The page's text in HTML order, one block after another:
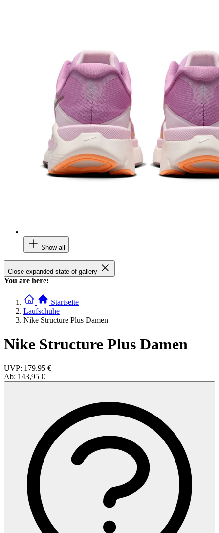
Show all
Close expanded state of gallery
You are here:
Startseite
Laufschuhe
Nike Structure Plus Damen
Nike Structure Plus Damen
UVP: 179,95 €
Ab: 143,95 €